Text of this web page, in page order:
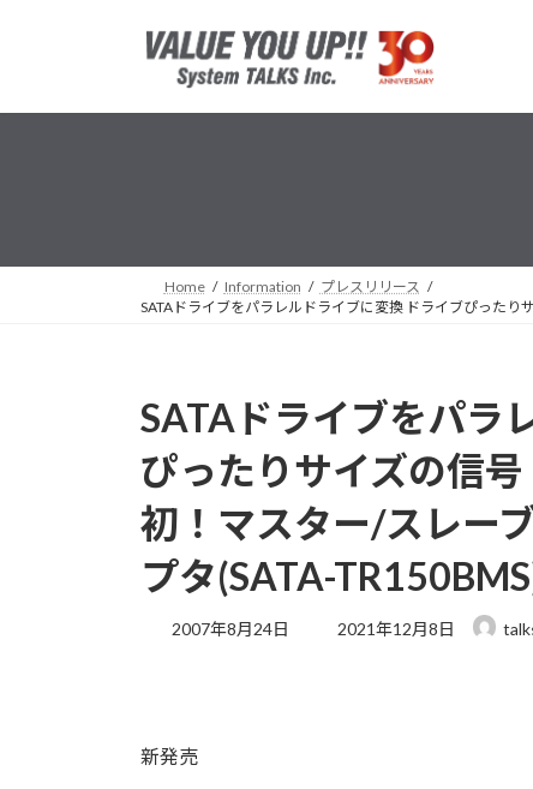
プ
動
Home Information
プレスリリース
SATAドライブをパラレルドライブに変換 ドライブぴったり
SATAドライブをパラ
ぴったりサイズの信
初！マスター/スレー
プタ(SATA-
2007年8月24日
最
2021年12月8日
新発売